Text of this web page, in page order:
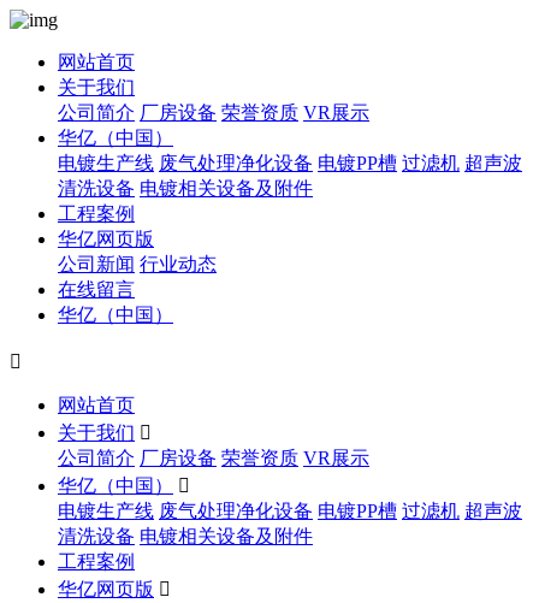
网站首页
关于我们
公司简介 厂房设备 荣誉资质 VR展示
华亿（中国）
电镀生产线 废气处理净化设备 电镀PP槽 过滤机 超声波
清洗设备 电镀相关设备及附件
工程案例
华亿网页版
公司新闻 行业动态
在线留言
华亿（中国）

网站首页
关于我们 
公司简介 厂房设备 荣誉资质 VR展示
华亿（中国）

电镀生产线 废气处理净化设备 电镀PP槽 过滤机 超声波
清洗设备 电镀相关设备及附件
工程案例
华亿网页版 